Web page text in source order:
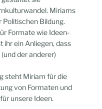
Miriams
Politischen Bildung.
Formate wie Ideen-
ein Anliegen, dass
der anderer)
steht Miriam für die
von Formaten und
unsere Ideen.